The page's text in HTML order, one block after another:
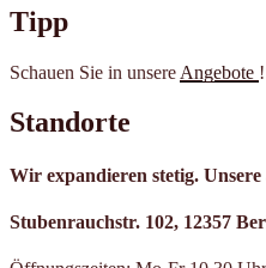
Tipp
Schauen Sie in unsere Angebote
Standorte
Wir expandieren stetig.
Stubenrauchstr. 102, 12357